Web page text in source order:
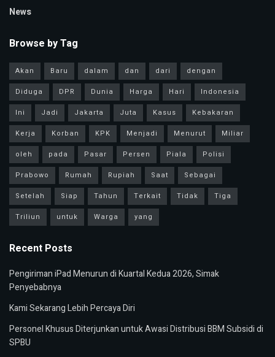
News
Browse by Tag
Akan Baru dalam dan dari
dengan
Diduga
DPR Dunia Harga Hari
Indonesia
Ini
Jadi Jakarta Juta Kasus
Kebakaran
Kerja
Korban KPK Menjadi Menurut
Miliar
oleh
pada Pasar Persen Piala
Polisi
Prabowo
Rumah Rupiah Saat
Sebagai
Setelah
Siap Tahun Terkait Tidak
Tiga
Triliun
untuk Warga yang
Recent Posts
Pengiriman iPad Menurun di Kuartal Kedua 2026, Simak
Penyebabnya
Kami Sekarang Lebih Percaya Diri
Personel Khusus Diterjunkan untuk Awasi Distribusi BBM Subsidi di
SPBU